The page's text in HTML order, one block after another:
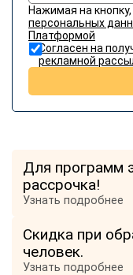
Нажимая на
персональных
Платформой
Согласен на
рекламной
Для программ
рассрочка!
Узнать подробнее
Скидка при
человек.
Узнать подробнее